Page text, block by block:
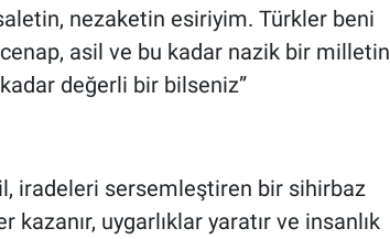
nezaketin esiriyim. Türkler beni
asil ve bu kadar nazik bir milletin
değerli bir bilseniz”
iradeleri sersemleştiren bir sihirbaz
kazanır, uygarlıklar yaratır ve insanlık